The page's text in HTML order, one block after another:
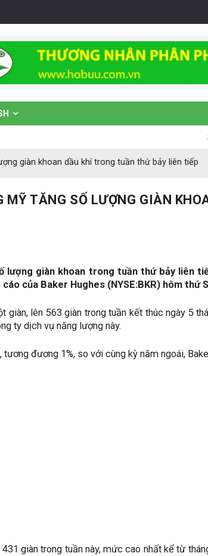
giàn khoan dầu khí trong tuần thứ bảy liên tiếp
MỸ TĂNG SỐ LƯỢNG GIÀN
lượng giàn khoan trong tuần thứ bảy liên
của Baker Hughes (NYSE:BKR) hôm thứ
giàn, lên 563 giàn trong tuần kết thúc ngày 5
ty dịch vụ năng lượng này.
tương đương 1%, so với cùng kỳ năm ngoái,
giàn trong tuần này, mức cao nhất kể từ